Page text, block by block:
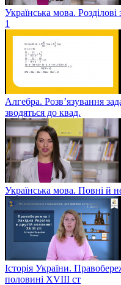
Українська мова.
1
Алгебра. Розв’язування
зводяться до квад.
Українська мова. Повні й
Історія України.
половині XVIII ст